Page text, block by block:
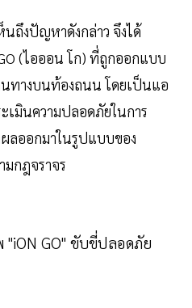
นถึงปัญหาดังกล่าว จึงได้
(ไอออน โก) ที่ถูกออกแบบ
ทางบนท้องถนน โดยเป็นแอ
มินความปลอดภัยในการ
ลออกมาในรูปแบบของ
กฎจราจร